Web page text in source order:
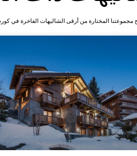
مجموعتنا المختارة من أرقى الشاليهات الفاخرة في